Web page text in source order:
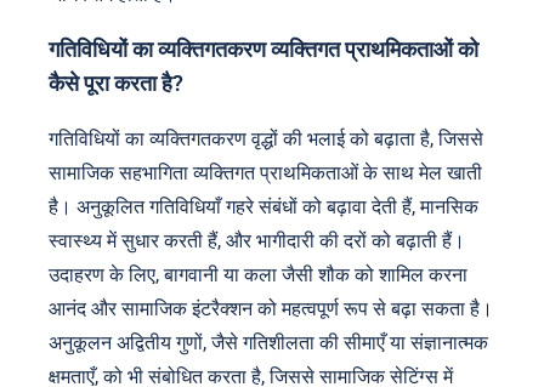
गतिविधियों का व्यक्तिगतकरण व्यक्तिगत प्राथमिकताओं को
कैसे पूरा करता है?
गतिविधियों का व्यक्तिगतकरण वृद्धों की भलाई को बढ़ाता है, जिससे
सामाजिक सहभागिता व्यक्तिगत प्राथमिकताओं के साथ मेल खाती
है। अनुकूलित गतिविधियाँ गहरे संबंधों को बढ़ावा देती हैं, मानसिक
स्वास्थ्य में सुधार करती हैं, और भागीदारी की दरों को बढ़ाती हैं।
उदाहरण के लिए, बागवानी या कला जैसी शौक को शामिल करना
आनंद और सामाजिक इंटरैक्शन को महत्वपूर्ण रूप से बढ़ा सकता है।
अनुकूलन अद्वितीय गुणों, जैसे गतिशीलता की सीमाएँ या संज्ञानात्मक
क्षमताएँ, को भी संबोधित करता है, जिससे सामाजिक सेटिंग्स में